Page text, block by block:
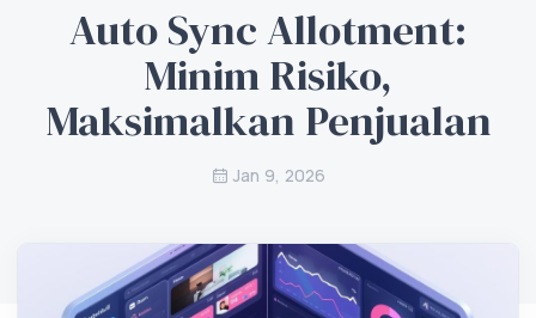
Auto Sync Allotment:
Minim Risiko,
Maksimalkan Penjualan
Jan 9, 2026